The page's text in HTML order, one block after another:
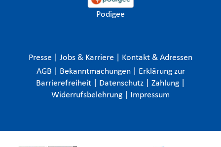
Podigee
Presse Jobs & Karriere
Kontakt & Adressen
AGB
Bekanntmachungen
Erklärung zur
Barrierefreiheit
Datenschutz Zahlung
Widerrufsbelehrung
Impressum